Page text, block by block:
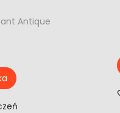
Antique